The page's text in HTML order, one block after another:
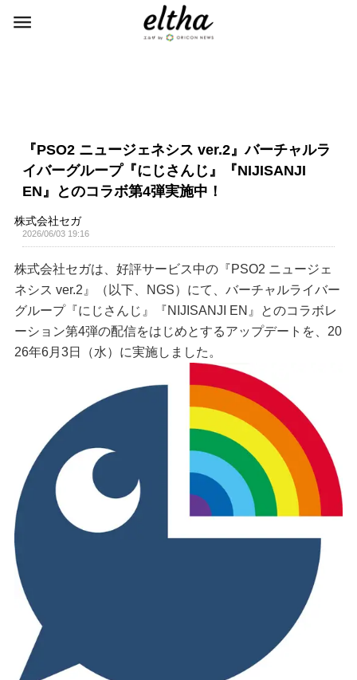
『PSO2 ニュージェネシス ver.2』バーチャルラ
イバーグループ『にじさんじ』『NIJISANJI
EN』とのコラボ第4弾実施中！
株式会社セガ
2026/06/03 19:16
株式会社セガは、好評サービス中の『PSO2 ニュージェ
ネシス ver.2』（以下、NGS）にて、バーチャルライバー
グループ『にじさんじ』『NIJISANJI EN』とのコラボレ
ーション第4弾の配信をはじめとするアップデートを、20
26年6月3日（水）に実施しました。